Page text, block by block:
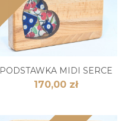
PODSTAWKA MIDI SERCE
170,00 zł